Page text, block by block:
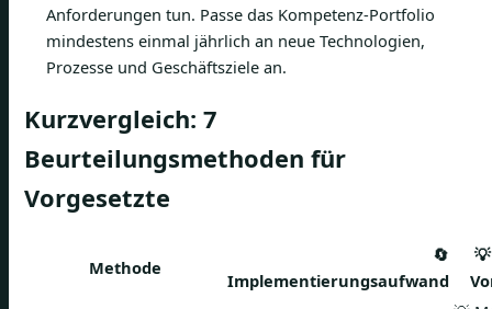
Anforderungen tun. Passe das Kompetenz-Portfolio
mindestens einmal jährlich an neue Technologien,
Prozesse und Geschäftsziele an.
Kurzvergleich: 7
Beurteilungsmethoden für
Vorgesetzte
Methode
🔄
Implementierungsaufwand